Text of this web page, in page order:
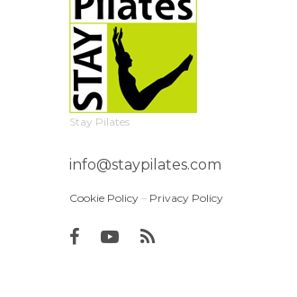
Stay Pilates
info@staypilates.com
Cookie Policy – Privacy Policy